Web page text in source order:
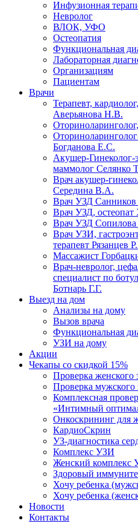
Инфузионная
Невролог
ВЛОК, УФО
Остеопатия
Функциональная
Лабораторная
Организациям
Пациентам
Врачи
Терапевт,
Аверьянова Н.В.
Богданова Е.С.
Акушер-Гинеколог-
маммолог Селянко
Врач акушер-
Середина В.А.
Врач УЗД
Врач УЗД,
Врач УЗД
Врач УЗИ,
терапевт Рязанцев
Массажист
Врач-невролог,
специалист по
Ботнарь Г.Г.
Выезд на дом
Анализы на дому
Вызов врача
Функциональная
УЗИ на дому
Акции
Чекапы со скидкой 15%
Проверка женского
Проверка мужского
Комплексная
«Интимный
Онкоcкрининг для
КардиоСкрин
УЗ-диагностика
Комплекс УЗИ
Женский комплекс
Здоровый
Хочу ребенка
Хочу ребенка
Новости
Контакты